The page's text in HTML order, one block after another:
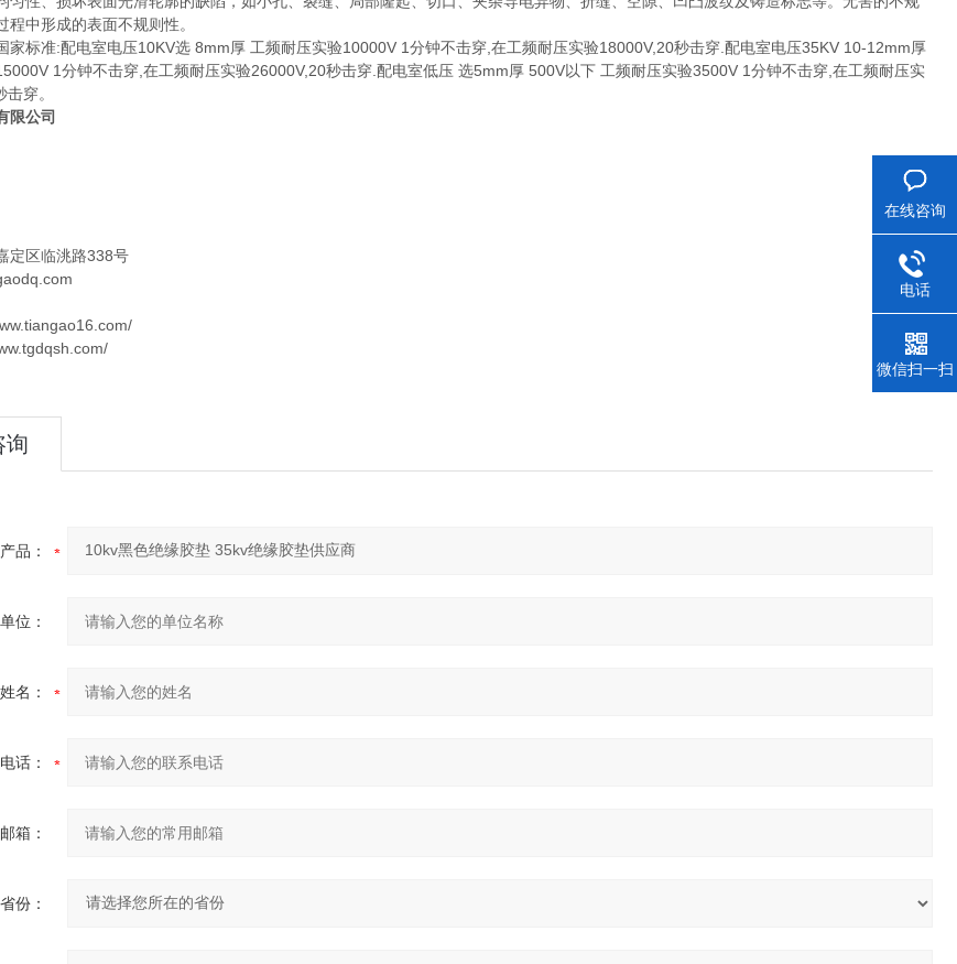
程中形成的表面不规则性。
家标准:配电室电压10KV选 8mm厚 工频耐压实验10000V 1分钟不击穿,在工频耐压实验18000V,20秒击穿.配电室电压35KV 10-12mm厚
1分钟不击穿,在工频耐压实验26000V,20秒击穿.配电室低压 选5mm厚 500V以下 工频耐压实验3500V 1分钟不击穿,在工频耐压实
穿。
限公司
定区临洮路338号
询
产品：
位：
名：
话：
箱：
省份：
在线咨询
电话
微信扫一扫